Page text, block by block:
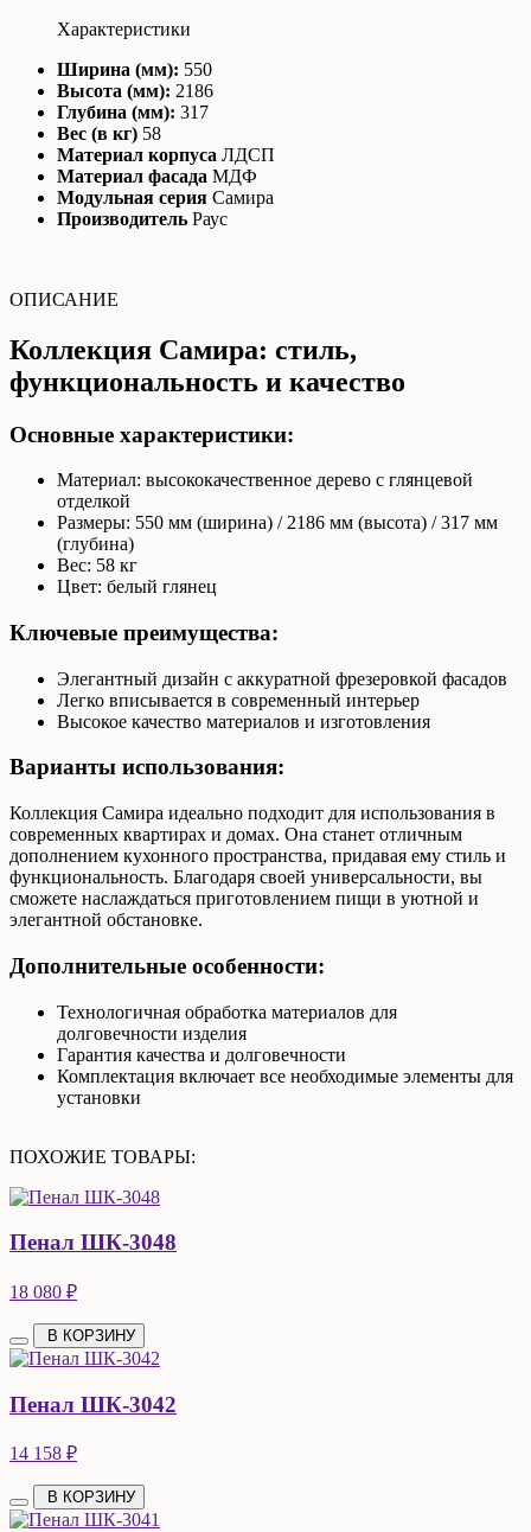
Характеристики
Ширина (мм): 550
Высота (мм): 2186
Глубина (мм): 317
Вес (в кг) 58
Материал корпуса ЛДСП
Материал фасада МДФ
Модульная серия Самира
Производитель Раус
ОПИСАНИЕ
Коллекция Самира: стиль,
функциональность и качество
Основные характеристики:
Материал: высококачественное дерево с глянцевой
отделкой
Размеры: 550 мм (ширина) / 2186 мм (высота) / 317 мм
(глубина)
Вес: 58 кг
Цвет: белый глянец
Ключевые преимущества:
Элегантный дизайн с аккуратной фрезеровкой фасадов
Легко вписывается в современный интерьер
Высокое качество материалов и изготовления
Варианты использования:
Коллекция Самира идеально подходит для использования в
современных квартирах и домах. Она станет отличным
дополнением кухонного пространства, придавая ему стиль и
функциональность. Благодаря своей универсальности, вы
сможете наслаждаться приготовлением пищи в уютной и
элегантной обстановке.
Дополнительные особенности:
Технологичная обработка материалов для
долговечности изделия
Гарантия качества и долговечности
Комплектация включает все необходимые элементы для
установки
ПОХОЖИЕ ТОВАРЫ:
Пенал ШК-3048
18 080 ₽
В КОРЗИНУ
Пенал ШК-3042
14 158 ₽
В КОРЗИНУ